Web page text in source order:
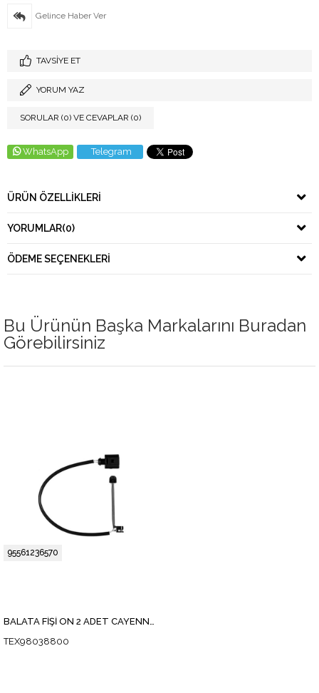
Gelince Haber Ver
TAVSIYE ET
YORUM YAZ
SORULAR (0) VE CEVAPLAR (0)
WhatsApp Telegram
ÜRÜN ÖZELLIKLERI
YORUMLAR(0)
ÖDEME SEÇENEKLERI
Bu Ürünün Başka Markalarını Buradan
Görebilirsiniz
BALATA FİŞİ ÖN 2 ADET CAYENNE 4.5-4.8 2007-10
TEX98038800
95561236570